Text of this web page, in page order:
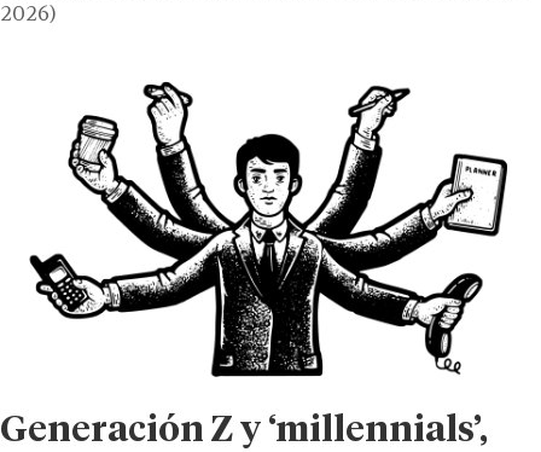
2026)
Generación Z y ‘millennials’,